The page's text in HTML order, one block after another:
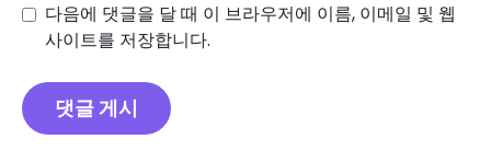
다음에 댓글을 달 때 이 브라우저에 이름, 이메일 및 웹
사이트를 저장합니다.